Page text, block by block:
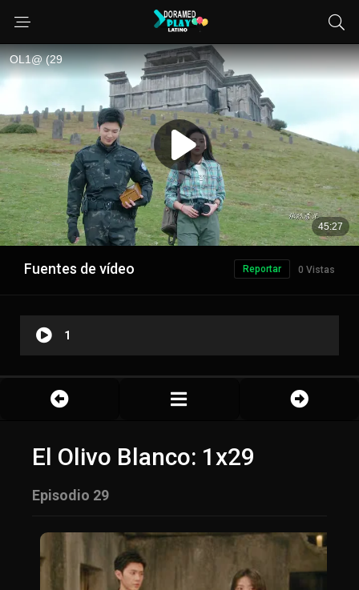
Fuentes de vídeo 0 Vistas
Reportar
1
El Olivo Blanco: 1x29
Episodio 29